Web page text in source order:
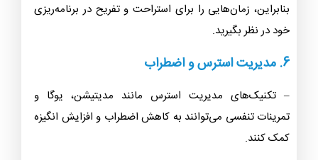
بنابراین، زمان‌هایی را برای استراحت و تفریح در برنامه‌ریزی
خود در نظر بگیرید.
6. مدیریت استرس و اضطراب
– تکنیک‌های مدیریت استرس مانند مدیتیشن، یوگا و
تمرینات تنفسی می‌توانند به کاهش اضطراب و افزایش انگیزه
کمک کنند.